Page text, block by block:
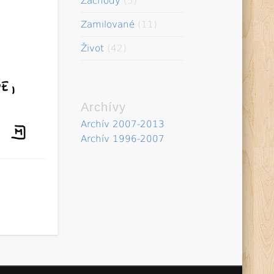
Zamilované (11)
Život(42)
Archívy
Archív 2007-2013
Archív 1996-2007